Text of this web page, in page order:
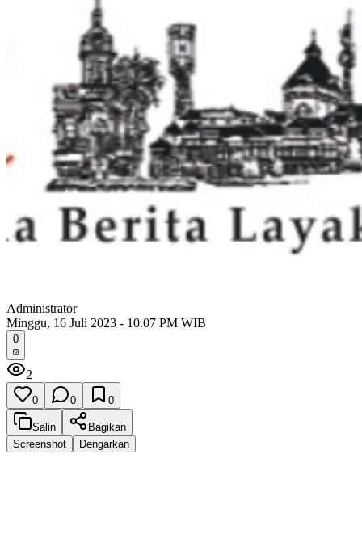
Administrator
Minggu, 16 Juli 2023 - 10.07 PM WIB
0
2
0 0 0
Salin
Bagikan
Screenshot
Dengarkan